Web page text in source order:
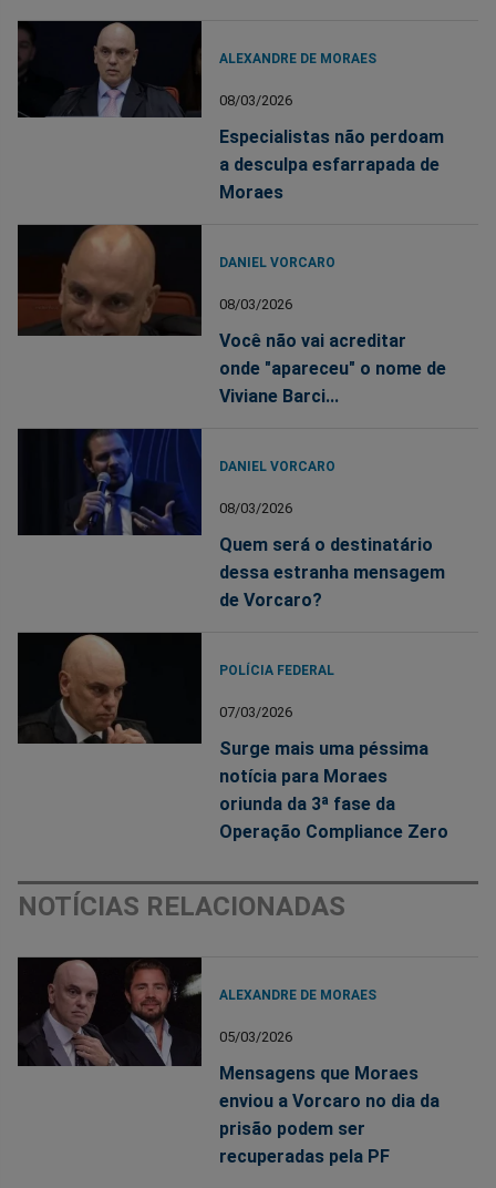
ALEXANDRE DE MORAES
08/03/2026
Especialistas não perdoam
a desculpa esfarrapada de
Moraes
DANIEL VORCARO
08/03/2026
Você não vai acreditar
onde "apareceu" o nome de
Viviane Barci...
DANIEL VORCARO
08/03/2026
Quem será o destinatário
dessa estranha mensagem
de Vorcaro?
POLÍCIA FEDERAL
07/03/2026
Surge mais uma péssima
notícia para Moraes
oriunda da 3ª fase da
Operação Compliance Zero
NOTÍCIAS RELACIONADAS
ALEXANDRE DE MORAES
05/03/2026
Mensagens que Moraes
enviou a Vorcaro no dia da
prisão podem ser
recuperadas pela PF